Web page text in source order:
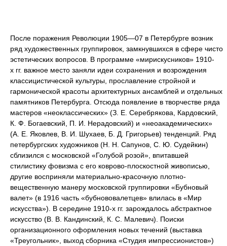
После поражения Революции 1905—07 в Петербурге возник
ряд художественных группировок, замкнувшихся в сфере чисто
эстетических вопросов. В программе «мирискусников» 1910-
х гг. важное место заняли идеи сохранения и возрождения
классицистической культуры, прославление стройной и
гармонической красоты архитектурных ансамблей и отдельных
памятников Петербурга. Отсюда появление в творчестве ряда
мастеров «неоклассических» (З. Е. Серебрякова, Кардовский,
К. Ф. Богаевский, П. И. Нерадовский) и «неоакадемических»
(А. Е. Яковлев, В. И. Шухаев, Б. Д. Григорьев) тенденций. Ряд
петербургских художников (Н. Н. Сапунов, С. Ю. Судейкин)
сблизился с московской «Голубой розой», впитавшей
стилистику фовизма с его коврово-плоскостной живописью,
другие восприняли материально-красочную плотно-
вещественную манеру московской группировки «Бубновый
валет» (в 1916 часть «бубнововалетцев» влилась в «Мир
искусства»). В середине 1910-х гг. зарождалось абстрактное
искусство (В. В. Кандинский, К. С. Малевич). Поиски
организационного оформления новых течений (выставка
«Треугольник», выход сборника «Студия импрессионистов»)